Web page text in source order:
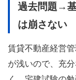
過去問題→
は崩さない
賃貸不動産経営
が浅いので、充